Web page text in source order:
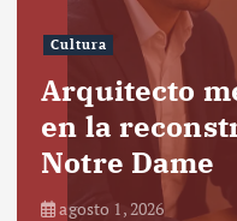
Cultura
Arquitecto
en la
Notre Dame
agosto 1, 2026